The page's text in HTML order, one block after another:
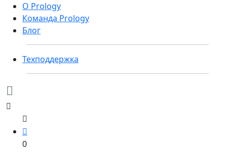
О Prology
Команда Prology
Блог
Техподдержка
0